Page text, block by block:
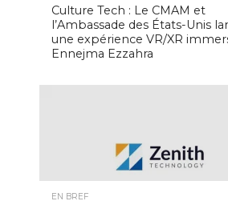
Culture Tech : Le CMAM et
l’Ambassade des États-Unis
une expérience VR/XR
Ennejma Ezzahra
EN BREF